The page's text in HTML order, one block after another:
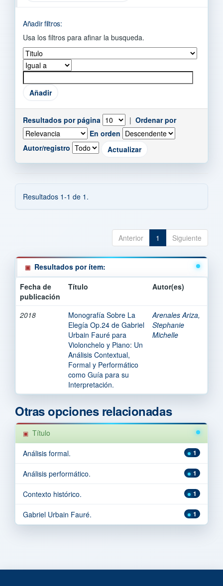
Añadir filtros:
Usa los filtros para afinar la busqueda.
Resultados por página | Ordenar por
En orden
Autor/registro
Resultados 1-1 de 1.
Anterior 1 Siguiente
Resultados por ítem:
Fecha de
publicación
Título Autor(es)
2018
Monografía Sobre La
Elegía Op.24 de Gabriel
Urbain Fauré para
Violonchelo y Piano: Un
Análisis Contextual,
Formal y Performático
como Guía para su
Interpretación.
Arenales Ariza,
Stephanie
Michelle
Otras opciones relacionadas
Título
1
Análisis formal.
1
Análisis performático.
1
Contexto histórico.
1
Gabriel Urbain Fauré.